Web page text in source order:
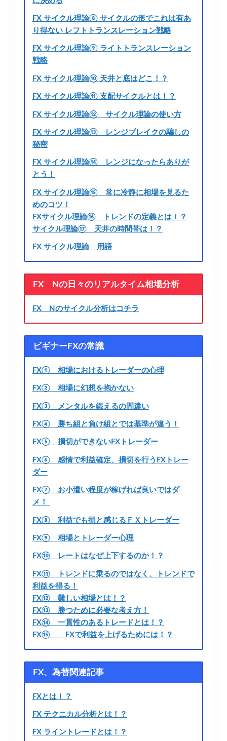
FX サイクル理論⑧ サイクルの形でこれは有あ
り得ない レフトトランスレーション戦略
FX サイクル理論⑨ ライトトランスレーション
戦略
FX サイクル理論⑩ 天井と底はどこ！？
FX サイクル理論⑪ 支配サイクルとは！？
FX サイクル理論⑫ サイクル理論の使い方
FX サイクル理論⑬ レンジブレイクの騙しの
秘密
FX サイクル理論⑭ レンジになったらありが
とう！
FX サイクル理論⑮ 常に冷静に相場を見るた
めのコツ！
FXサイクル理論⑯ トレンドの定義とは！？
サイクル理論⑰ 天井の時間帯は！？
FX サイクル理論 用語
FX Nの日々のリアルタイム相場分析
FX Nのサイクル分析はコチラ
ビギナーFXの常識
FX① 相場におけるトレーダーの心理
FX② 相場に幻想を抱かない
FX③ メンタルを鍛えるの間違い
FX④ 勝ち組と負け組とでは基準が違う！
FX⑤ 損切ができないFXトレーダー
FX⑥ 感情で利益確定、損切を行うFXトレー
ダー
FX⑦ お小遣い程度が稼げれば良いではダ
メ！
FX⑧ 利益でも損と感じるＦＸトレーダー
FX⑨ 相場とトレーダー心理
FX⑩ レートはなぜ上下するのか！？
FX⑪ トレンドに乗るのではなく、トレンドで
利益を得る！
FX⑫ 難しい相場とは！？
FX⑬ 勝つために必要な考え方！
FX⑭ 一貫性のあるトレードとは！？
FX⑮ FXで利益を上げるためには！？
FX、為替関連記事
FXとは！？
FX テクニカル分析とは！？
FX ライントレードとは！？